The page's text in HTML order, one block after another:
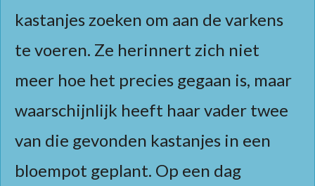
kastanjes zoeken om aan de varkens
te voeren. Ze herinnert zich niet
meer hoe het precies gegaan is, maar
waarschijnlijk heeft haar vader twee
van die gevonden kastanjes in een
bloempot geplant. Op een dag